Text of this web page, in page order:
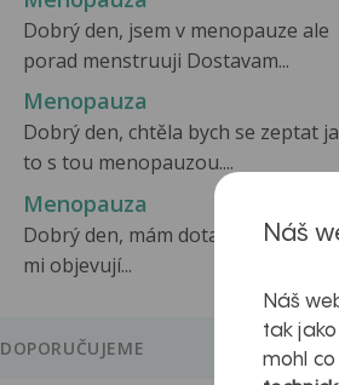
Dobrý den, jsem v menopauze ale
porad menstruuji Dostavam...
Menopauza
Dobrý den, chtěla bych se zeptat
to s tou menopauzou....
Menopauza
Dobrý den, mám dotaz , již 3
mi objevují...
DOPORUČUJEME
Náš
Náš
tak
mohl